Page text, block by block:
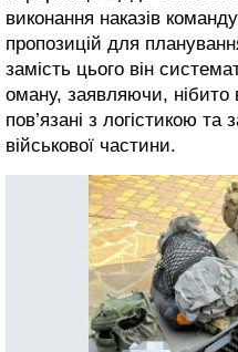
виконання наказів
пропозицій для
замість цього він
оману, заявляючи, нібито
пов’язані з логістикою та
військової частини.